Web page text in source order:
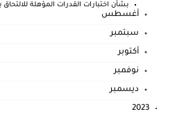
بشأن اختبارات القدرات المؤهلة
أغسطس
سبتمبر
أكتوبر
نوفمبر
ديسمبر
2023